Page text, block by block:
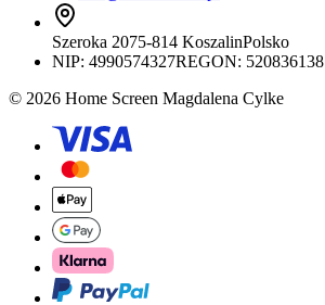
Szeroka 2075-814 KoszalinPolsko
NIP: 4990574327REGON: 520836138
© 2026 Home Screen Magdalena Cylke